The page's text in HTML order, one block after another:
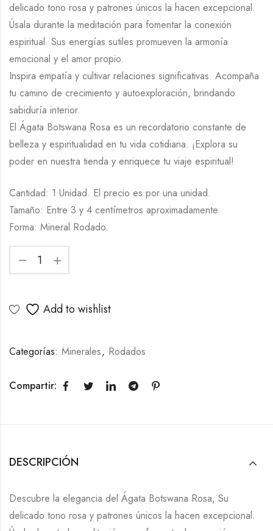
delicado tono rosa y patrones únicos la hacen excepcional.
Úsala durante la meditación para fomentar la conexión
espiritual. Sus energías sutiles promueven la armonía
emocional y el amor propio.
Inspira empatía y cultivar relaciones significativas. Acompaña
tu camino de crecimiento y autoexploración, brindando
sabiduría interior.
El Ágata Botswana Rosa es un recordatorio constante de
belleza y espiritualidad en tu vida cotidiana. ¡Explora su
poder en nuestra tienda y enriquece tu viaje espiritual!
Cantidad: 1 Unidad. El precio es por una unidad.
Tamaño: Entre 3 y 4 centímetros aproximadamente.
Forma: Mineral Rodado.
Add to wishlist
Categorías: Minerales, Rodados
Compartir:
DESCRIPCIÓN
Descubre la elegancia del Ágata Botswana Rosa, Su
delicado tono rosa y patrones únicos la hacen excepcional.